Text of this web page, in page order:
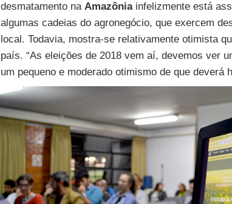
desmatamento na Amazôniainfelizmente está
algumas cadeias do agronegócio, que exercem
local. Todavia, mostra-se relativamente otimista
país. “As eleições de 2018 vem aí, devemos ver
um pequeno e moderado otimismo de que deverá